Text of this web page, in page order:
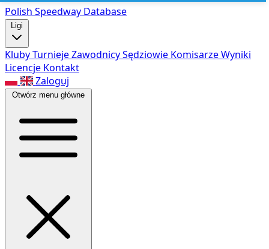
Polish Speedway Database
Ligi
KlubyTurniejeZawodnicySędziowie KomisarzeWyniki
Licencje Kontakt
Zaloguj
Otwórz menu główne